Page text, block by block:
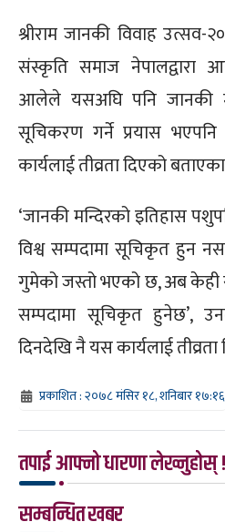
श्रीराम जानकी विवाह
संस्कृति समाज नेपालद्वारा
आलेले यसअघि पनि जानकी
सूचिकरण गर्ने प्रयास
कार्यलाई तीव्रता दिएको
‘जानकी मन्दिरको इतिहास
विश्व सम्पदामा सूचिकृत हुन
गुमेको जस्तो भएको छ, अब केही
सम्पदामा सूचिकृत हुनेछ’,
दिनदेखि नै यस कार्यलाई तीव्रता
प्रकाशित : २०७८ मंसिर १८, शनिबार १७:१६
तपाई आफ्नो धारणा लेख्नुहोस् !
सम्बन्धित खबर